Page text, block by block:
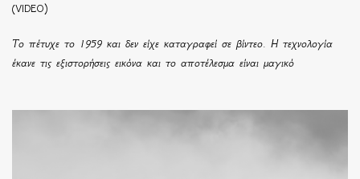
(VIDEO)
Το πέτυχε το 1959 και δεν είχε καταγραφεί σε βίντεο. Η τεχνολογία
έκανε τις εξιστορήσεις εικόνα και το αποτέλεσμα είναι μαγικό